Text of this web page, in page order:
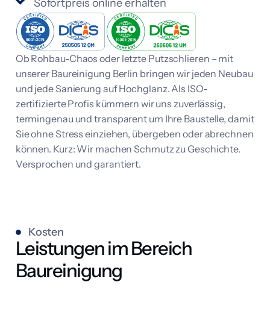
Ob Rohbau-Chaos oder letzte Putzschlieren – mit
unserer Baureinigung Berlin bringen wir jeden Neubau
und jede Sanierung auf Hochglanz. Als ISO-
zertifizierte Profis kümmern wir uns zuverlässig,
termingenau und transparent um Ihre Baustelle, damit
Sie ohne Stress einziehen, übergeben oder abrechnen
können. Kurz: Wir machen Schmutz zu Geschichte.
Versprochen und garantiert.
Kosten
Leistungen im Bereich
Baureinigung